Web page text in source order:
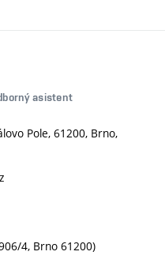
asistent
Pole, 61200, Brno,
4, Brno 61200)